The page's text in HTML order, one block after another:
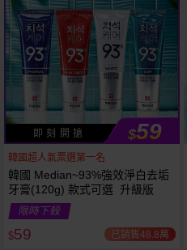
即 刻 開 搶 $59
韓國超人氣票選第一名
韓國 Median~93%強效淨白去垢
牙膏(120g) 款式可選 升級版
限時下殺
$59 已銷售48.8萬